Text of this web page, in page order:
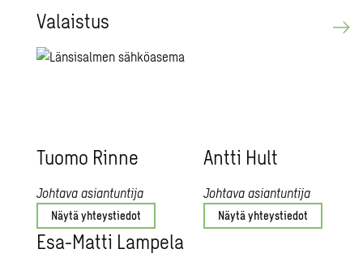
Va­lais­tus
Tuomo Rinne
Johtava asiantuntija
Näytä yhteystiedot
Antti Hult
Johtava asiantuntija
Näytä yhteystiedot
Esa-Matti Lam­pe­la